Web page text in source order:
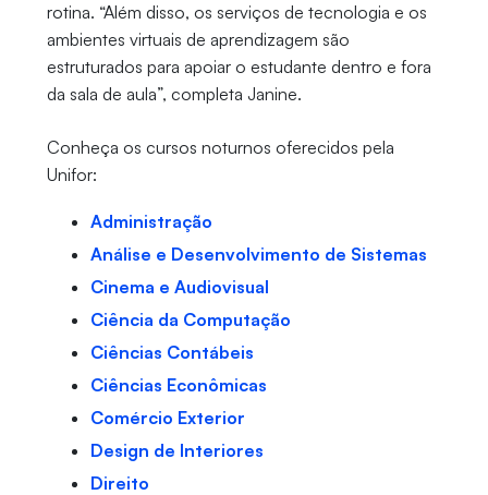
rotina. “Além disso, os serviços de tecnologia e os
ambientes virtuais de aprendizagem são
estruturados para apoiar o estudante dentro e fora
da sala de aula”, completa Janine.
Conheça os cursos noturnos oferecidos pela
Unifor:
Administração
Análise e Desenvolvimento de Sistemas
Cinema e Audiovisual
Ciência da Computação
Ciências Contábeis
Ciências Econômicas
Comércio Exterior
Design de Interiores
Direito